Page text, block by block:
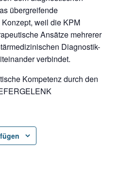
übergreifende
weil die KPM
Ansätze mehrerer
Diagnostik-
verbindet.
Kompetenz durch den